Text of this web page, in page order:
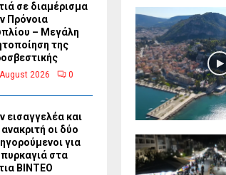
σε διαμέρισμα
Πρόνοια
– Μεγάλη
της
2026 0
εισαγγελέα και
οι δύο
για
πυρκαγιά στα
ΒΙΝΤΕΟ